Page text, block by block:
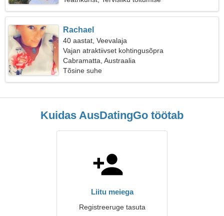
Rachael
40 aastat, Veevalaja
Vajan atraktiivset kohtingusõpra
Cabramatta, Austraalia
Tõsine suhe
Kuidas AusDatingGo töötab
Liitu meiega
Registreeruge tasuta